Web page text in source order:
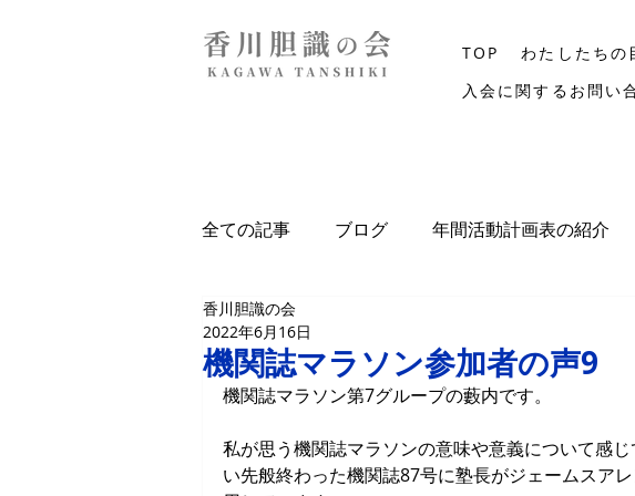
TOP わたしたちの
入会に関するお問い
全ての記事 ブログ 年間活動計画表の紹介
機関誌マラソン参加者の声9
香川胆識の会
2022年6月16日
機関誌マラソン第7グループの藪内です。
私が思う機関誌マラソンの意味や意義について感
い先般終わった機関誌87号に塾長がジェームスア